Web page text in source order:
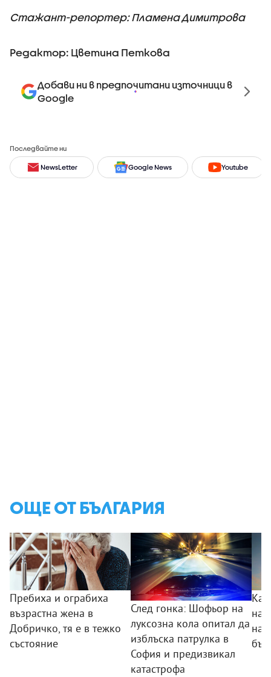
Стажант-репортер: Пламена Димитрова
Редактор: Цветина Петкова
Добави ни в предпочитани източници в
Google
Последвайте ни
NewsLetter Google News Youtube
ОЩЕ ОТ БЪЛГАРИЯ
Пребиха и ограбиха
възрастна жена в
Добричко, тя е в тежко
състояние
След гонка: Шофьор на
луксозна кола опитал да
изблъска патрулка в
София и предизвикал
катастрофа
на